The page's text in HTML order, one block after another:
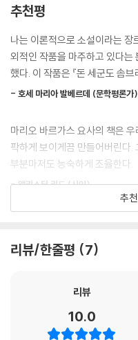
“왜지?”
자 고작 열여섯 살입니다. 단지
삼 년을 함께 생활했습니다. 그
“어째서지?” 대령이 다시 물었
--- p.367
이제 아침은 그의 앞에 화사하
의 불행한 기억은 황금빛 햇살
하지만 이건 거짓말이었다. 군
슴은 인간의 피부와 접촉한 미
--- p.576
교를 배경으로 한다. 학교라는
판한 『도시와 개들』은 여러 출
구자 클로드 쿠퐁이 이 소설을
바랄 출판사의 카를로스 바랄에
스 요사에게 출간되지 않은 혁
는 정권의 검열관들과 협상을
러 표현을 수정한 끝에, 『도시
에야 출간될 수 있었다. 그리고
전 세계에 바르가스 요사의 이름
리는 데 처음으로 공헌한” 작품
피한 학생이다. 그는 ‘왕뱀’ ‘곱
룹’을 만든다. 어느 날 이들은
‘노예’ 리카르도는 산골 촌놈
추천평
나는 이론적으로 소설이라는
외적인 작품을 마주하고 있다는
했다. 이 작품은 『돈 세군도 솜
- 호세 마리아 발베르데 (문학평론가)
마리오 바르가스 요사의 책은
팍하게 보이게끔 만들어버린다.
부분마저도 능숙하게 조율한다.
- 앨리스터 리드 (시인)
- 버나드 버곤지 (시인)
어린 시절 바르가스 요사는 군
이어진 끝없는 고통의 시절과
심 많은 관중이었던 그 소년의
추
리뷰/한줄평 7
리뷰
10.0